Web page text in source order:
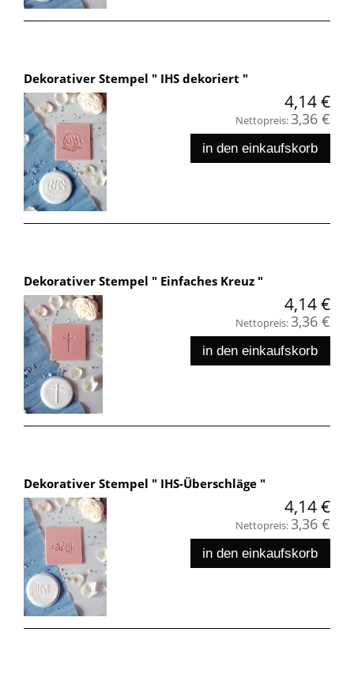
Dekorativer Stempel " IHS dekoriert "
4,14 €
Nettopreis:3,36 €
in den einkaufskorb
Dekorativer Stempel " Einfaches Kreuz "
4,14 €
Nettopreis:3,36 €
in den einkaufskorb
Dekorativer Stempel " IHS-Überschläge "
4,14 €
Nettopreis:3,36 €
in den einkaufskorb